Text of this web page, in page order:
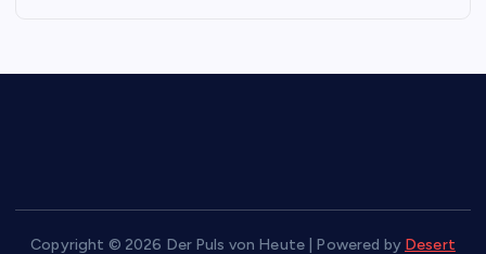
Copyright © 2026 Der Puls von Heute | Powered by Desert